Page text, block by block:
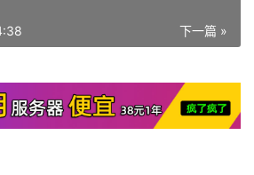
下一篇 »